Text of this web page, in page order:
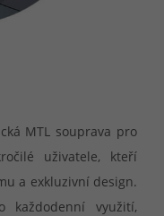
MTL souprava pro
uživatele, kteří
a exkluzivní design.
každodenní využití,